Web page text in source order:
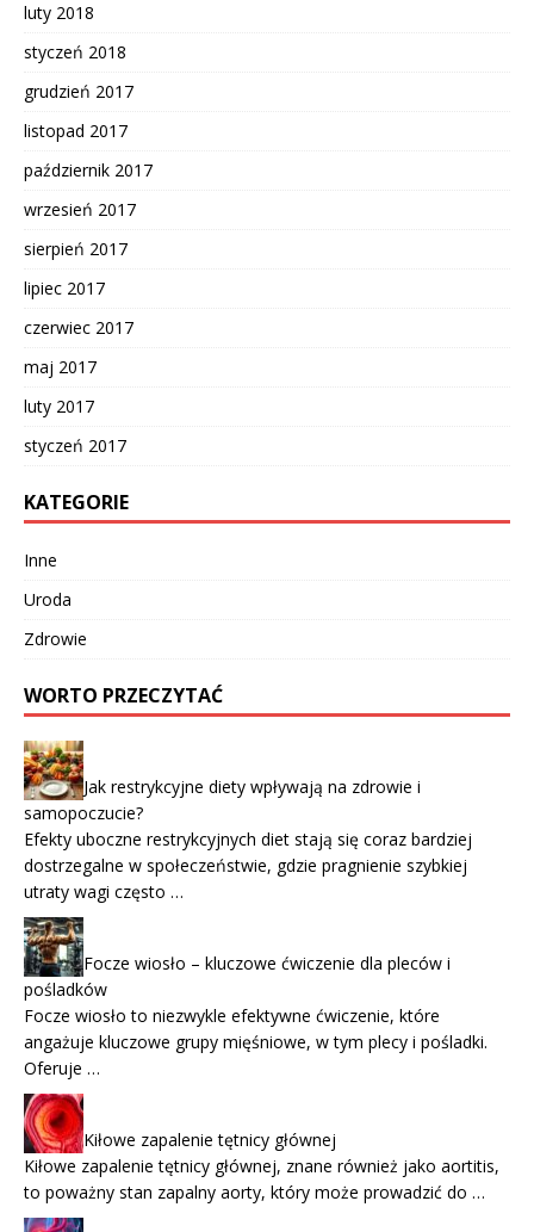
luty 2018
styczeń 2018
grudzień 2017
listopad 2017
październik 2017
wrzesień 2017
sierpień 2017
lipiec 2017
czerwiec 2017
maj 2017
luty 2017
styczeń 2017
KATEGORIE
Inne
Uroda
Zdrowie
WORTO PRZECZYTAĆ
Jak restrykcyjne diety wpływają na zdrowie i
samopoczucie?
Efekty uboczne restrykcyjnych diet stają się coraz bardziej
dostrzegalne w społeczeństwie, gdzie pragnienie szybkiej
utraty wagi często …
Focze wiosło – kluczowe ćwiczenie dla pleców i
pośladków
Focze wiosło to niezwykle efektywne ćwiczenie, które
angażuje kluczowe grupy mięśniowe, w tym plecy i pośladki.
Oferuje …
Kiłowe zapalenie tętnicy głównej
Kiłowe zapalenie tętnicy głównej, znane również jako aortitis,
to poważny stan zapalny aorty, który może prowadzić do …